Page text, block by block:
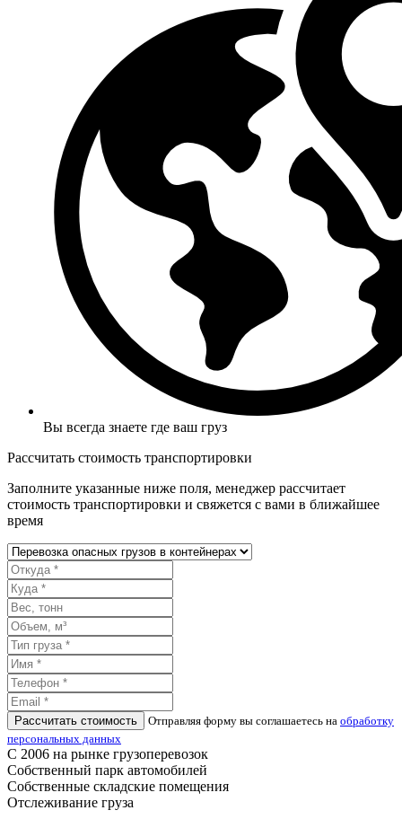
Вы всегда знаете где ваш груз
Рассчитать стоимость транспортировки
Заполните указанные ниже поля, менеджер рассчитает
стоимость транспортировки и свяжется с вами в ближайшее
время
Рассчитать стоимость Отправляя форму вы соглашаетесь на обработку
персональных данных
С 2006 на рынке грузоперевозок
Собственный парк автомобилей
Собственные складские помещения
Отслеживание груза